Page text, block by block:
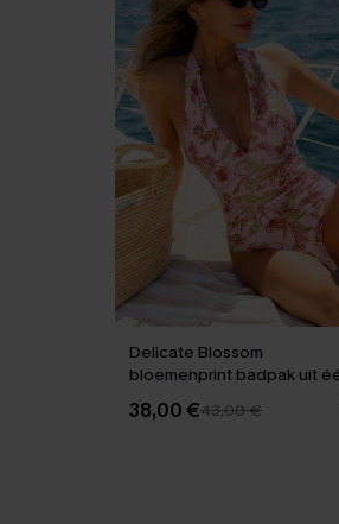
Delicate Blossom
bloemenprint badpak uit
stuk
38,00 €43,00 €